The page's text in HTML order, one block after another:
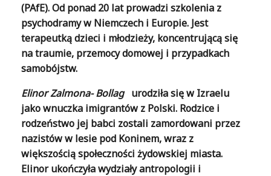
(PAfE). Od ponad 20 lat prowadzi szkolenia z
psychodramy w Niemczech i Europie. Jest
terapeutką dzieci i młodzieży, koncentrującą się
na traumie, przemocy domowej i przypadkach
samobójstw.
Elinor Zalmona- Bollag urodziła się w Izraelu
jako wnuczka imigrantów z Polski. Rodzice i
rodzeństwo jej babci zostali zamordowani przez
nazistów w lesie pod Koninem, wraz z
większością społeczności żydowskiej miasta.
Elinor ukończyła wydziały antropologii i